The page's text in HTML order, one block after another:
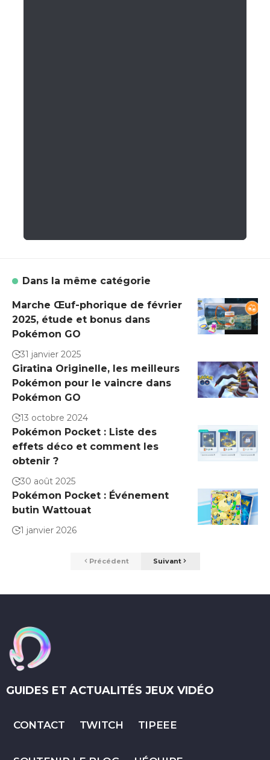
Dans la même catégorie
Marche Œuf-phorique de février
2025, étude et bonus dans
Pokémon GO
31 janvier 2025
Giratina Originelle, les meilleurs
Pokémon pour le vaincre dans
Pokémon GO
13 octobre 2024
Pokémon Pocket : Liste des
effets déco et comment les
obtenir ?
30 août 2025
Pokémon Pocket : Événement
butin Wattouat
1 janvier 2026
Précédent Suivant
GUIDES ET ACTUALITÉS JEUX VIDÉO
CONTACT TWITCH TIPEEE